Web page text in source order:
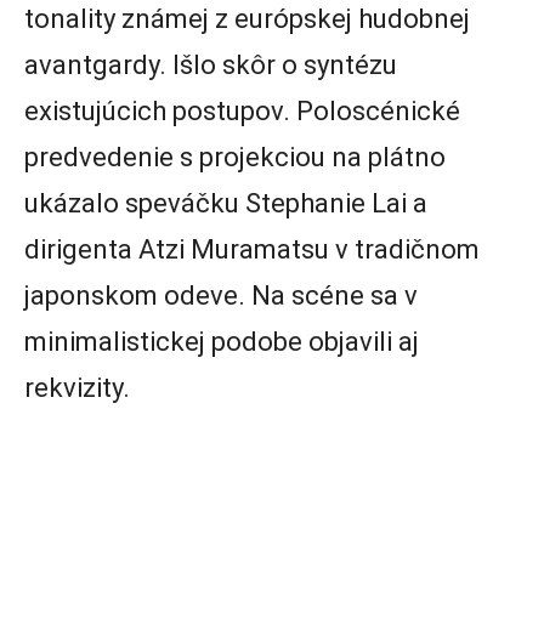
tonality známej z európskej hudobnej
avantgardy. Išlo skôr o syntézu
existujúcich postupov. Poloscénické
predvedenie s projekciou na plátno
ukázalo speváčku Stephanie Lai a
dirigenta Atzi Muramatsu v tradičnom
japonskom odeve. Na scéne sa v
minimalistickej podobe objavili aj
rekvizity.